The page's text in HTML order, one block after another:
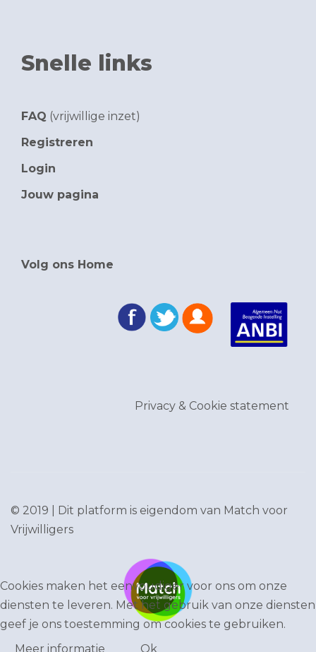
Snelle links
FAQ (vrijwillige inzet)
Registreren
Login
Jouw pagina
Volg ons Home
Privacy & Cookie statement
© 2019 | Dit platform is eigendom van Match voor
Vrijwilligers
Cookies maken het eenvoudiger voor ons om onze
diensten te leveren. Met het gebruik van onze diensten
geef je ons toestemming om cookies te gebruiken.
Meer informatie
Ok